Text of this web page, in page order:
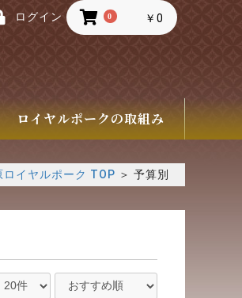
ログイン 0 ￥0
ロイヤルポークの取組み
イヤルポーク TOP ＞ 予算別